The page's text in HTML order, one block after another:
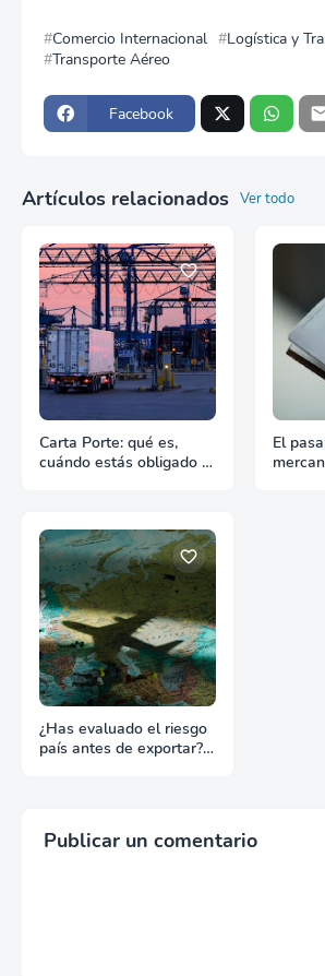
Comercio Internacional
Logística y
Transporte Aéreo
Facebook
Artículos relacionados Ver todo
Carta Porte: qué es,
cuándo estás obligado y
El
¿Has evaluado el riesgo
país antes de exportar?
Publicar un comentario